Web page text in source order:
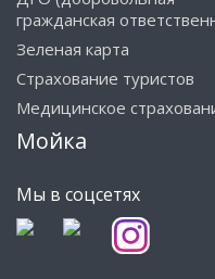
гражданская
Зеленая карта
Страхование туристов
Медицинское
Мойка
Мы в соцсетях